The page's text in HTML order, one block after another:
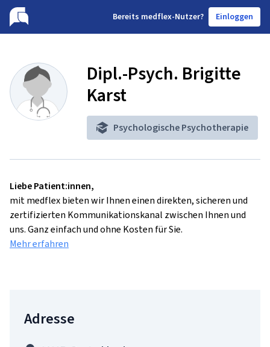
Bereits medflex-Nutzer? Einloggen
Dipl.-Psych. Brigitte
Karst
Psychologische Psychotherapie
Liebe Patient:innen,
mit medflex bieten wir Ihnen einen direkten, sicheren und
zertifizierten Kommunikationskanal zwischen Ihnen und
uns. Ganz einfach und ohne Kosten für Sie.
Mehr erfahren
Adresse